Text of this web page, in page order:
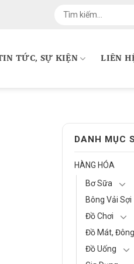
kiếm:
TỨC, SỰ KIỆN LIÊN
DANH MỤC
HÀNG HÓA
Bơ Sữa
Bông Vải Sợi
Đồ Chơi
Đồ Mát,
Đồ Uống